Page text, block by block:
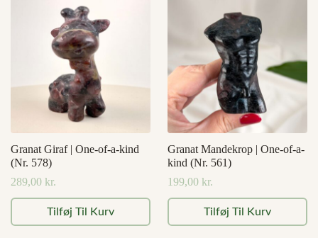
Granat Giraf | One-of-a-kind
(Nr. 578)
289,00 kr.
Tilføj Til Kurv
Granat Mandekrop | One-of-a-
kind (Nr. 561)
199,00 kr.
Tilføj Til Kurv